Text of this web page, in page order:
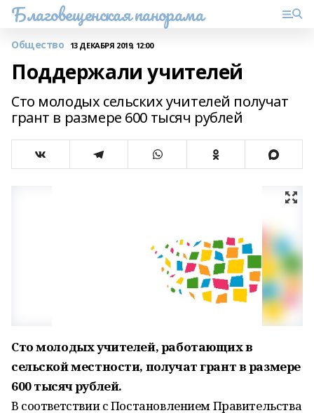
Благовещенская панорама
Общество 13 ДЕКАБРЯ 2019, 12:00
Поддержали учителей
Сто молодых сельских учителей получат
грант в размере 600 тысяч рублей
Сто молодых учителей, работающих в
сельской местности, получат грант в размере
600 тысяч рублей.
В соответствии с Постановлением Правительства